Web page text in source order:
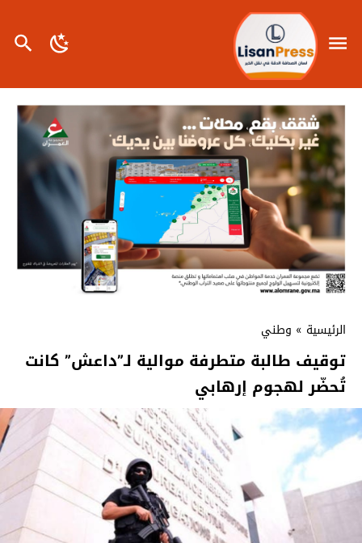
الرئيسية » وطني
توقيف طالبة متطرفة موالية لـ”داعش” كانت
تُحضّر لهجوم إرهابي